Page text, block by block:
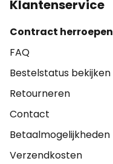
Klantenservice
Contract herroepen
FAQ
Bestelstatus bekijken
Retourneren
Contact
Betaalmogelijkheden
Verzendkosten